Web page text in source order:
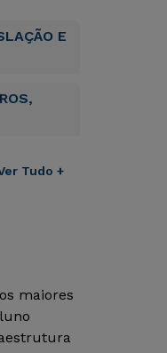
E
Tudo +
maiores